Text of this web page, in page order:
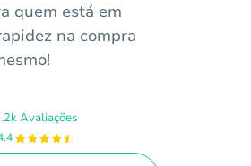
quem está em
na compra
Avaliações